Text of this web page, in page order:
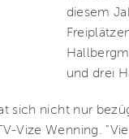
diesem
und drei
sich nicht nur
Vize Wenning.